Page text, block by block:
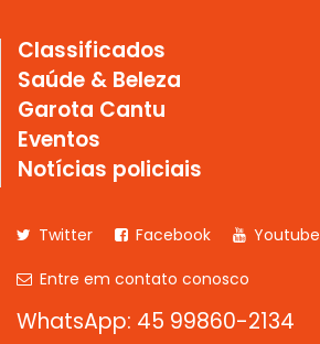
Classificados
Saúde & Beleza
Garota Cantu
Eventos
Notícias policiais
Twitter Facebook
Youtube
Entre em contato conosco
WhatsApp: 45 99860-2134